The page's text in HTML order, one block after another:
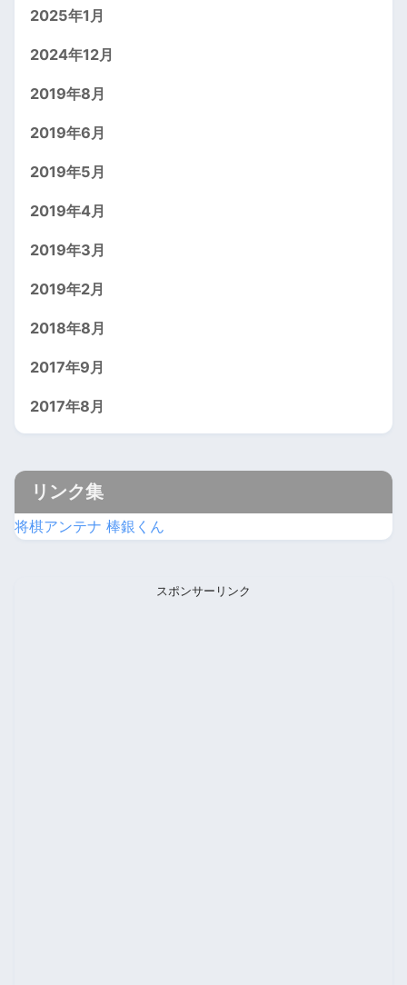
2025年1月
2024年12月
2019年8月
2019年6月
2019年5月
2019年4月
2019年3月
2019年2月
2018年8月
2017年9月
2017年8月
リンク集
将棋アンテナ 棒銀くん
スポンサーリンク